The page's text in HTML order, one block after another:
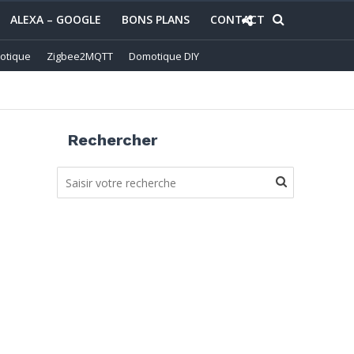
ALEXA – GOOGLE BONS PLANS CONTACT
Zigbee2MQTT Domotique DIY
Rechercher